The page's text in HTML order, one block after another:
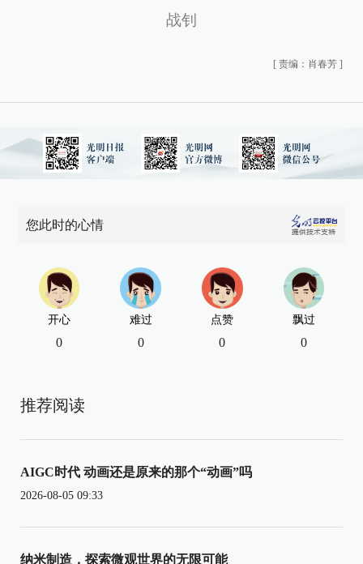
战钊
[ 责编：肖春芳 ]
您此时的心情
开心
0
难过
0
点赞
0
飘过
0
推荐阅读
AIGC时代 动画还是原来的那个“动画”吗
2026-08-05 09:33
纳米制造，探索微观世界的无限可能